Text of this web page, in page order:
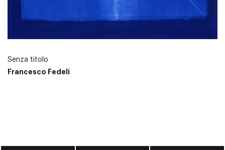
Senza titolo
Francesco Fedeli